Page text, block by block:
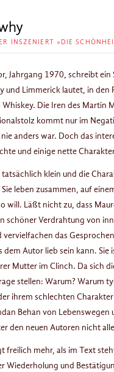
INSZENIERT »DIE
Jahrgang 1970, schreibt
und Limmerick lautet, in
Whiskey. Die Iren des
kommt nur im
anders war. Doch das
und einige nette
tatsächlich klein und die
leben zusammen, auf
will. Läßt nicht zu, dass
schöner Verdrahtung von
vervielfachen das
dem Autor lieb sein kann.
Mutter im Clinch. Da sich
stellen: Warum? Warum
ihrem schlechten
Behan von
den neuen Autoren nicht
freilich mehr, als im Text
Wiederholung und